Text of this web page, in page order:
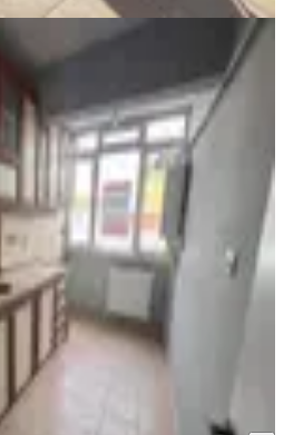
Merkezi Konumda Satılık
Hamitler Mahallesi
· ·08.08.2026
DANIŞMANLIK